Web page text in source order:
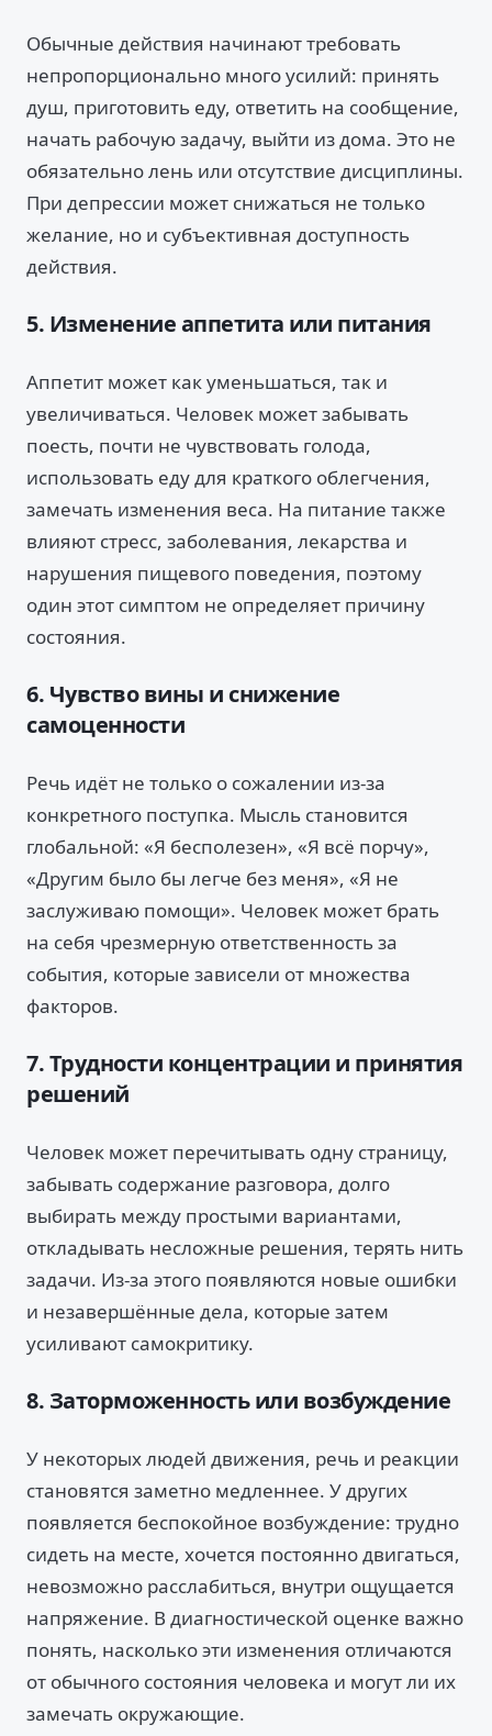
Обычные действия начинают требовать
непропорционально много усилий: принять
душ, приготовить еду, ответить на сообщение,
начать рабочую задачу, выйти из дома. Это не
обязательно лень или отсутствие дисциплины.
При депрессии может снижаться не только
желание, но и субъективная доступность
действия.
5. Изменение аппетита или питания
Аппетит может как уменьшаться, так и
увеличиваться. Человек может забывать
поесть, почти не чувствовать голода,
использовать еду для краткого облегчения,
замечать изменения веса. На питание также
влияют стресс, заболевания, лекарства и
нарушения пищевого поведения, поэтому
один этот симптом не определяет причину
состояния.
6. Чувство вины и снижение
самоценности
Речь идёт не только о сожалении из-за
конкретного поступка. Мысль становится
глобальной: «Я бесполезен», «Я всё порчу»,
«Другим было бы легче без меня», «Я не
заслуживаю помощи». Человек может брать
на себя чрезмерную ответственность за
события, которые зависели от множества
факторов.
7. Трудности концентрации и принятия
решений
Человек может перечитывать одну страницу,
забывать содержание разговора, долго
выбирать между простыми вариантами,
откладывать несложные решения, терять нить
задачи. Из-за этого появляются новые ошибки
и незавершённые дела, которые затем
усиливают самокритику.
8. Заторможенность или возбуждение
У некоторых людей движения, речь и реакции
становятся заметно медленнее. У других
появляется беспокойное возбуждение: трудно
сидеть на месте, хочется постоянно двигаться,
невозможно расслабиться, внутри ощущается
напряжение. В диагностической оценке важно
понять, насколько эти изменения отличаются
от обычного состояния человека и могут ли их
замечать окружающие.